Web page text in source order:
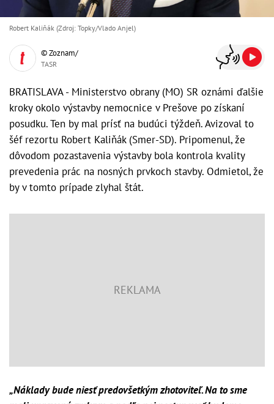
Robert Kaliňák (Zdroj: Topky/Vlado Anjel)
© Zoznam/
TASR
BRATISLAVA - Ministerstvo obrany (MO) SR oznámi ďalšie
kroky okolo výstavby nemocnice v Prešove po získaní
posudku. Ten by mal prísť na budúci týždeň. Avizoval to
šéf rezortu Robert Kaliňák (Smer-SD). Pripomenul, že
dôvodom pozastavenia výstavby bola kontrola kvality
prevedenia prác na nosných prvkoch stavby. Odmietol, že
by v tomto prípade zlyhal štát.
„Náklady bude niesť predovšetkým zhotoviteľ. Na to sme